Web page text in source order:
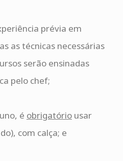
prévia em
as técnicas necessárias
serão ensinadas
pelo chef;
é obrigatóriousar
com calça; e